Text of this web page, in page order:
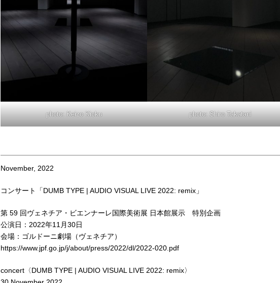
photo: Keizo Kioku photo: Shiro Takatani
November, 2022
コンサート「DUMB TYPE | AUDIO VISUAL LIVE 2022: remix」
第 59 回ヴェネチア・ビエンナーレ国際美術展 日本館展示 特別企画
公演日：2022年11月30日
会場：ゴルドーニ劇場（ヴェネチア）
https://www.jpf.go.jp/j/about/press/2022/dl/2022-020.pdf
concert〈DUMB TYPE | AUDIO VISUAL LIVE 2022: remix〉